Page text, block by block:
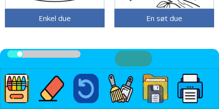
Enkel due En søt due